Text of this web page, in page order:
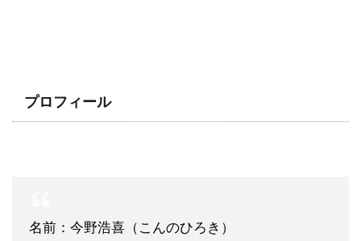
プロフィール
名前：今野浩喜（こんのひろき）